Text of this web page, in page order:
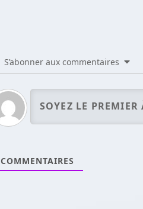
S’abonner aux commentaires
COMMENTAIRES